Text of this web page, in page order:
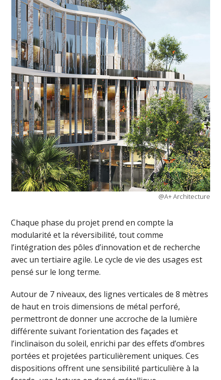
@A+ Architecture
Chaque phase du projet prend en compte la
modularité et la réversibilité, tout comme
l’intégration des pôles d’innovation et de recherche
avec un tertiaire agile. Le cycle de vie des usages est
pensé sur le long terme.
Autour de 7 niveaux, des lignes verticales de 8 mètres
de haut en trois dimensions de métal perforé,
permettront de donner une accroche de la lumière
différente suivant l’orientation des façades et
l’inclinaison du soleil, enrichi par des effets d’ombres
portées et projetées particulièrement uniques. Ces
dispositions offrent une sensibilité particulière à la